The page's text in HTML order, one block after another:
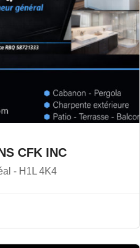
CFK INC
- H1L 4K4